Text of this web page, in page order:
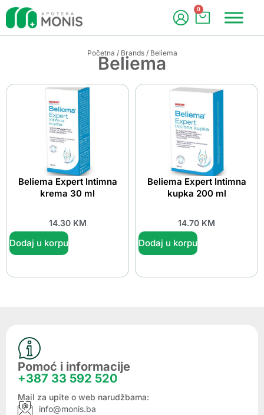
0
Početna / Brands/ Beliema
Beliema
Beliema Expert Intimna
krema 30 ml
14.30 KM
Dodaj u korpu
Beliema Expert Intimna
kupka 200 ml
14.70 KM
Dodaj u korpu
Pomoć i informacije
+387 33 592 520
Mail za upite o web narudžbama:
info@monis.ba